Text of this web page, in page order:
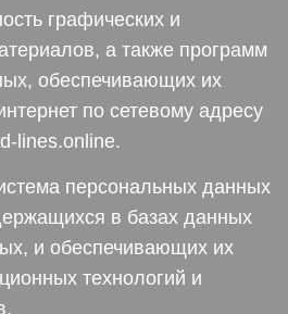
графических и
а также программ
обеспечивающих их
по сетевому адресу
lines.online.
персональных данных
в базах данных
и обеспечивающих их
технологий и